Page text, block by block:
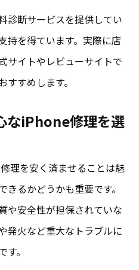
診断サービスを提供してい
持を得ています。実際に店
サイトやレビューサイトで
すめします。
なiPhone修理を選
理を安く済ませることは魅
るかどうかも重要です。
や安全性が担保されていな
発火など重大なトラブルに
。